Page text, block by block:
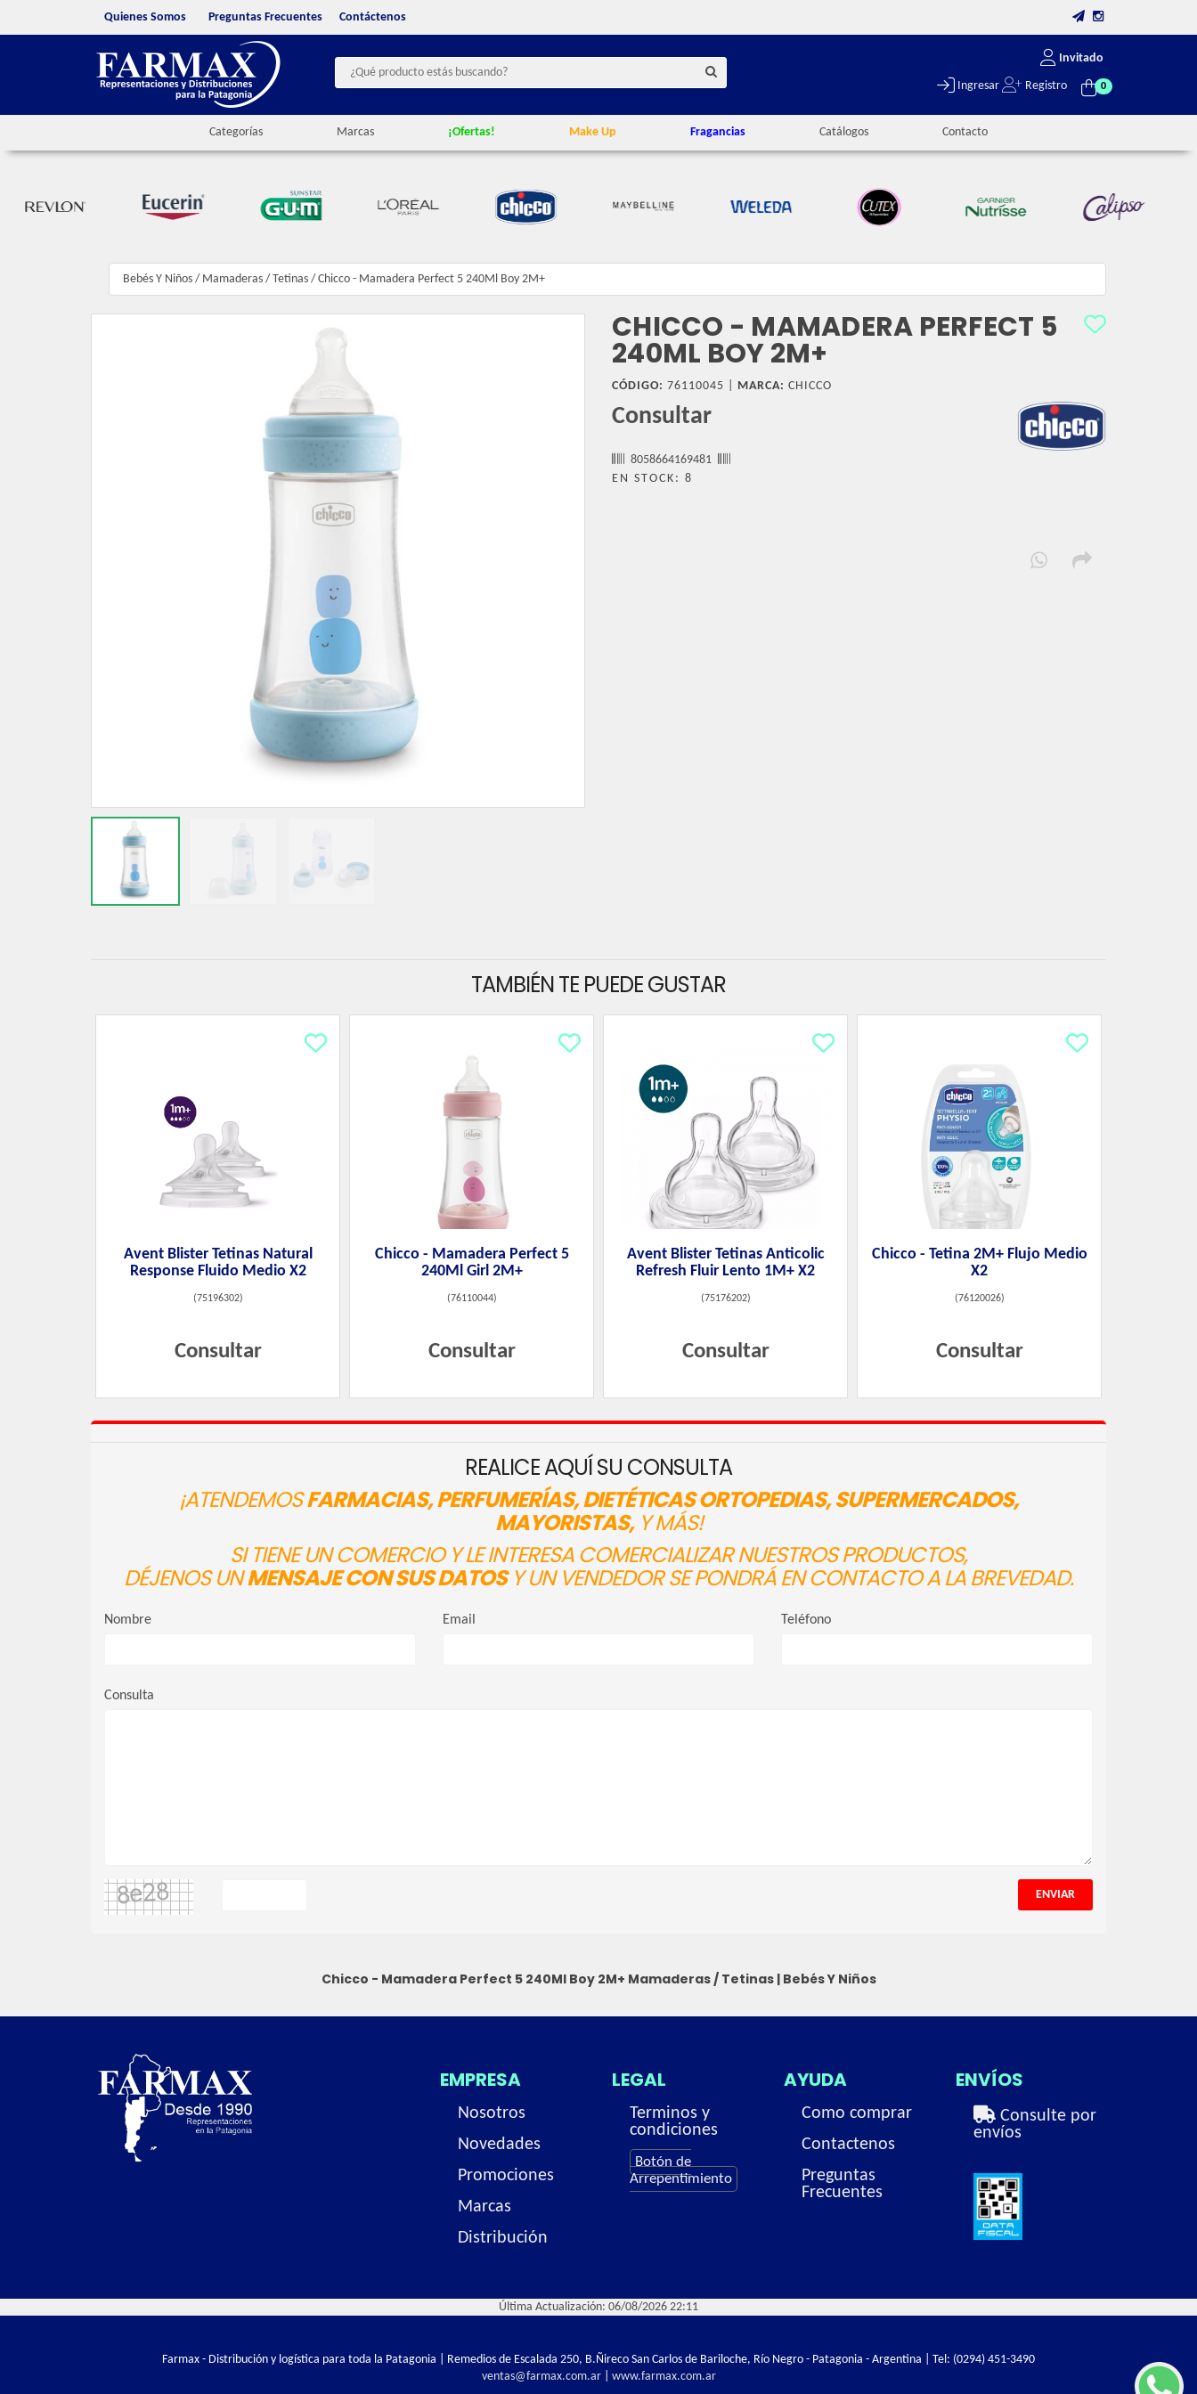
Quienes Somos Preguntas Frecuentes Contáctenos
Invitado
Ingresar Registro 0
Categorías Marcas ¡Ofertas! Make Up Fragancias Catálogos Contacto
Bebés Y Niños / Mamaderas / Tetinas / Chicco - Mamadera Perfect 5 240Ml Boy 2M+
CHICCO - MAMADERA PERFECT 5
240ML BOY 2M+
CÓDIGO: 76110045 | MARCA: CHICCO
Consultar
8058664169481
EN STOCK: 8
TAMBIÉN TE PUEDE GUSTAR
Avent Blister Tetinas Natural
Response Fluido Medio X2
(75196302)
Consultar
Chicco - Mamadera Perfect 5
240Ml Girl 2M+
(76110044)
Consultar
Avent Blister Tetinas Anticolic
Refresh Fluir Lento 1M+ X2
(75176202)
Consultar
Chicco - Tetina 2M+ Flujo Medio
X2
(76120026)
Consultar
REALICE AQUÍ SU CONSULTA
¡ATENDEMOSFARMACIAS, PERFUMERÍAS, DIETÉTICAS ORTOPEDIAS, SUPERMERCADOS,
MAYORISTAS,Y MÁS!
SI TIENE UN COMERCIO Y LE INTERESA COMERCIALIZAR NUESTROS PRODUCTOS,
DÉJENOS UNMENSAJE CON SUS DATOSY UN VENDEDOR SE PONDRÁ EN CONTACTO A LA BREVEDAD.
Nombre Email Teléfono
Consulta
ENVIAR
Chicco - Mamadera Perfect 5 240Ml Boy 2M+ Mamaderas / Tetinas| Bebés Y Niños
EMPRESA
Nosotros
Novedades
Promociones
Marcas
Distribución
LEGAL
Terminos y
condiciones
Botón de
Arrepentimiento
AYUDA
Como comprar
Contactenos
Preguntas
Frecuentes
ENVÍOS
Consulte por
envíos
Última Actualización: 06/08/2026 22:11
Farmax - Distribución y logística para toda la Patagonia | Remedios de Escalada 250, B.Ñireco San Carlos de Bariloche, Río Negro - Patagonia - Argentina | Tel: (0294) 451-3490
ventas@farmax.com.ar| www.farmax.com.ar